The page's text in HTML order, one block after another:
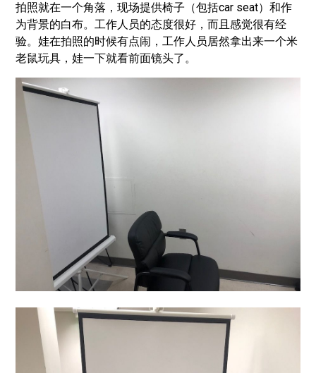
拍照就在一个角落，现场提供椅子（包括car seat）和作
为背景的白布。工作人员的态度很好，而且感觉很有经
验。娃在拍照的时候有点闹，工作人员居然拿出来一个米
老鼠玩具，娃一下就看前面镜头了。